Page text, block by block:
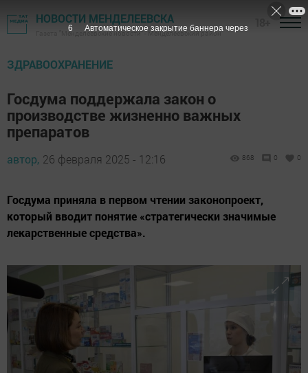
НОВОСТИ МЕНДЕЛЕЕВСКА
Газета "Менделеевские новости" - Менделеевский район
ЗДРАВООХРАНЕНИЕ
Госдума поддержала закон о
производстве жизненно важных
препаратов
автор, 26 февраля 2025 - 12:16 868 0 0
Госдума приняла в первом чтении законопроект,
который вводит понятие «стратегически значимые
лекарственные средства».
5 Автоматическое закрытие баннера через